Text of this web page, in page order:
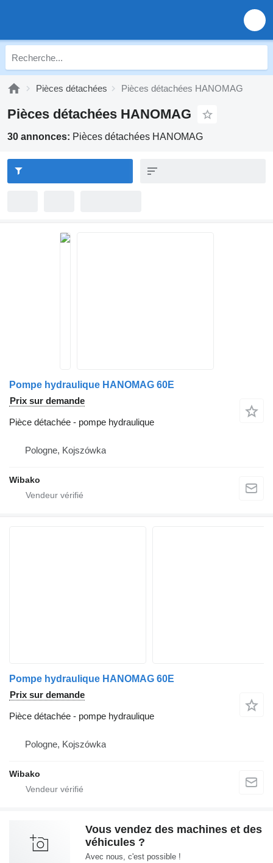
Pièces détachées Pièces détachées HANOMAG
Pièces détachées HANOMAG
30 annonces: Pièces détachées HANOMAG
Pompe hydraulique HANOMAG 60E
Prix sur demande
Pièce détachée - pompe hydraulique
Pologne, Kojszówka
Wibako
Pompe hydraulique HANOMAG 60E
Prix sur demande
Pièce détachée - pompe hydraulique
Pologne, Kojszówka
Wibako
Vous vendez des machines et des
véhicules ?
Avec nous, c'est possible !